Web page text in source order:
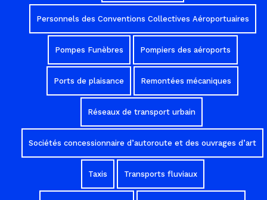
Personnels des Conventions Collectives Aéroportuaires
Pompes Funèbres Pompiers des aéroports
Ports de plaisance Remontées mécaniques
Réseaux de transport urbain
Sociétés concessionnaire d’autoroute et des ouvrages d’art
Taxis Transports fluviaux